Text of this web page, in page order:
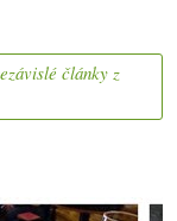
články z